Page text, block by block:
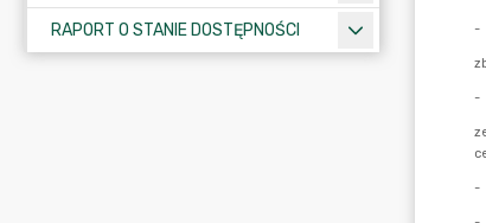
RAPORT O STANIE DOSTĘPNOŚCI